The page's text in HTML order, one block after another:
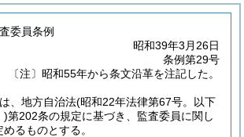
委員条例
昭和39年3月26日
条例第29号
〔注〕昭和55年から条文沿革を注記した。
は、地方自治法(昭和22年法律第67号。以下
)第202条の規定に基づき、監査委員に関し
るものとする。